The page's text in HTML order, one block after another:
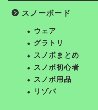
スノーボード
ウェア
グラトリ
スノボまとめ
スノボ初心者
スノボ用品
リゾバ